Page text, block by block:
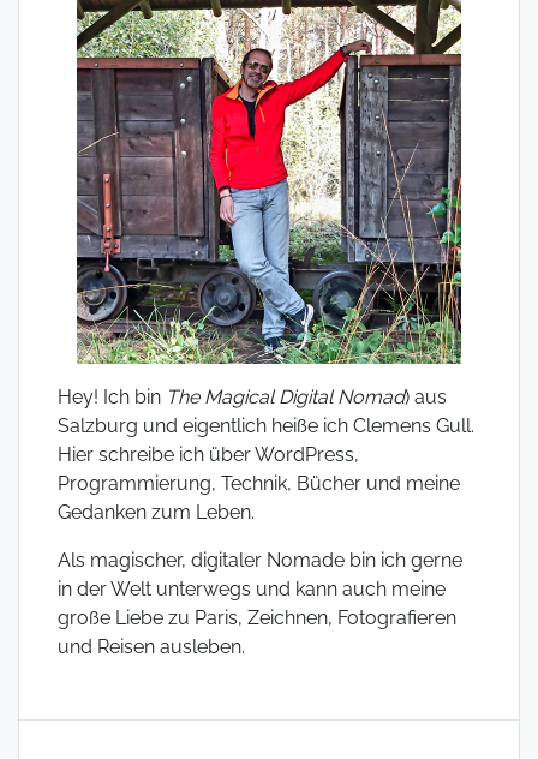
Hey! Ich bin The Magical Digital Nomad) aus
Salzburg und eigentlich heiße ich Clemens Gull.
Hier schreibe ich über WordPress,
Programmierung, Technik, Bücher und meine
Gedanken zum Leben.
Als magischer, digitaler Nomade bin ich gerne
in der Welt unterwegs und kann auch meine
große Liebe zu Paris, Zeichnen, Fotografieren
und Reisen ausleben.